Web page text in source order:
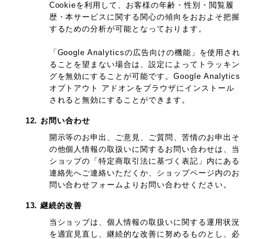
Cookieを利用して、お客様の年齢・性別・閲覧履
歴・本サービスに関する関心の傾向をおおよそ把握
するための分析が可能となっております。
「Google Analyticsの広告向けの機能」を使用され
ることを望まない場合は、設定によってトラッキン
グを無効にすることが可能です。Google Analytics
オプトアウト アドオンをブラウザにインストール
されると無効にすることができます。
12. お問い合わせ
開示等のお申出、ご意見、ご質問、苦情のお申出そ
の他個人情報の取扱いに関するお問い合わせは、当
ショップの「特定商取引法に基づく表記」内にある
連絡先へご連絡いただくか、ショップページ内のお
問い合わせフォームよりお問い合わせください。
13. 継続的改善
当ショップは、個人情報の取扱いに関する運用状況
を適宜見直し、継続的な改善に努めるものとし、必